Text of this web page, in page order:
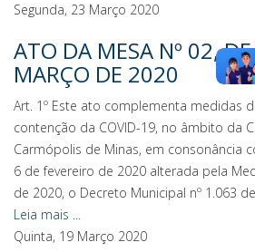
Segunda, 23 Março 2020
ATO DA MESA Nº 02,
MARÇO DE 2020
Art. 1º Este ato complementa medidas
contenção da COVID-19, no âmbito da
Carmópolis de Minas, em consonância
6 de fevereiro de 2020 alterada pela
de 2020, o Decreto Municipal nº 1.063
Leia mais ...
Quinta, 19 Março 2020